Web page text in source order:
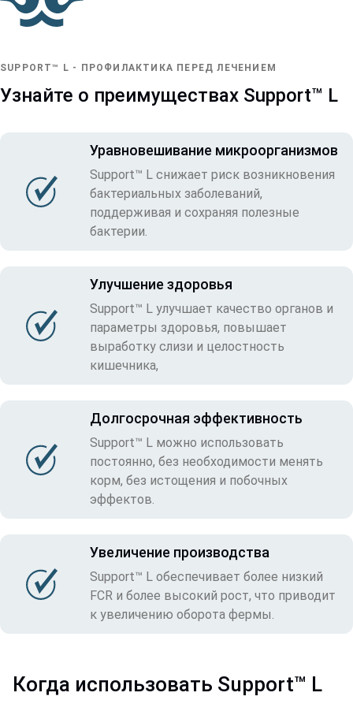
SUPPORT™ L - ПРОФИЛАКТИКА ПЕРЕД ЛЕЧЕНИЕМ
Узнайте о преимуществах Support™ L
Уравновешивание микроорганизмов
Support™ L снижает риск возникновения
бактериальных заболеваний,
поддерживая и сохраняя полезные
бактерии.
Улучшение здоровья
Support™ L улучшает качество органов и
параметры здоровья, повышает
выработку слизи и целостность
кишечника,
Долгосрочная эффективность
Support™ L можно использовать
постоянно, без необходимости менять
корм, без истощения и побочных
эффектов.
Увеличение производства
Support™ L обеспечивает более низкий
FCR и более высокий рост, что приводит
к увеличению оборота фермы.
Когда использовать Support™ L